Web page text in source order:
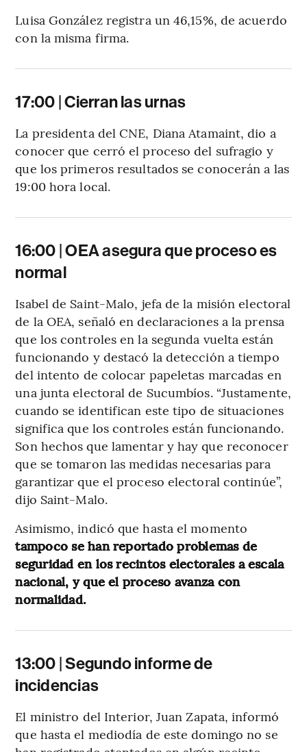
Luisa González registra un 46,15%, de acuerdo
con la misma firma.
17:00 | Cierran las urnas
La presidenta del CNE, Diana Atamaint, dio a
conocer que cerró el proceso del sufragio y
que los primeros resultados se conocerán a las
19:00 hora local.
16:00 | OEA asegura que proceso es
normal
Isabel de Saint-Malo, jefa de la misión electoral
de la OEA, señaló en declaraciones a la prensa
que los controles en la segunda vuelta están
funcionando y destacó la detección a tiempo
del intento de colocar papeletas marcadas en
una junta electoral de Sucumbíos. “Justamente,
cuando se identifican este tipo de situaciones
significa que los controles están funcionando.
Son hechos que lamentar y hay que reconocer
que se tomaron las medidas necesarias para
garantizar que el proceso electoral continúe”,
dijo Saint-Malo.
Asimismo, indicó que hasta el momento
tampoco se han reportado problemas de
seguridad en los recintos electorales a escala
nacional, y que el proceso avanza con
normalidad.
13:00 | Segundo informe de
incidencias
El ministro del Interior, Juan Zapata, informó
que hasta el mediodía de este domingo no se